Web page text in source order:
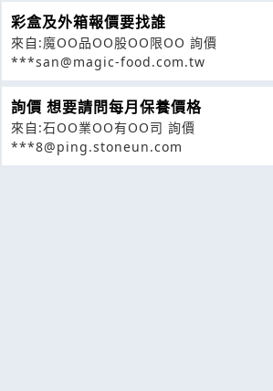
彩盒及外箱報價要找誰
來自:魔OO品OO股OO限OO 詢價
***san@magic-food.com.tw
詢價 想要請問每月保養價格
來自:石OO業OO有OO司 詢價
***8@ping.stoneun.com